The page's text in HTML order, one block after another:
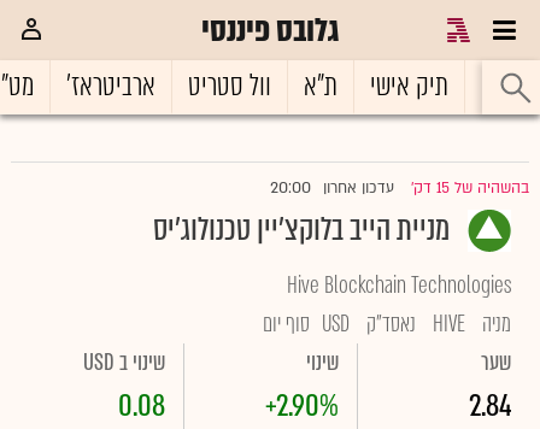
גלובס פיננסי
ראשי תיק אישי ת"א וול סטריט ארביטראז'
בהשהיה של 15 דק' עדכון אחרון 20:00
מניית הייב בלוקצ'יין טכנולוג'יס
Hive Blockchain Technologies
מניה HIVE נאסד"ק USD סוף יום
שער
2.84
שינוי
+2.90%
שינוי ב USD
0.08